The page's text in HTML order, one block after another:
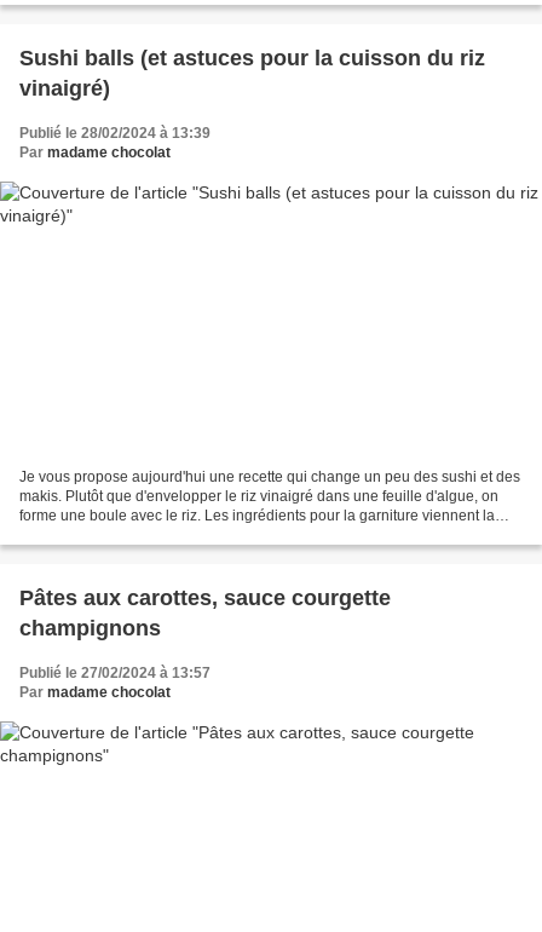
Sushi balls (et astuces pour la cuisson du riz
vinaigré)
Publié le 28/02/2024 à 13:39
Par madame chocolat
Je vous propose aujourd'hui une recette qui change un peu des sushi et des
makis. Plutôt que d'envelopper le riz vinaigré dans une feuille d'algue, on
forme une boule avec le riz. Les ingrédients pour la garniture viennent la
Pâtes aux carottes, sauce courgette
champignons
Publié le 27/02/2024 à 13:57
Par madame chocolat